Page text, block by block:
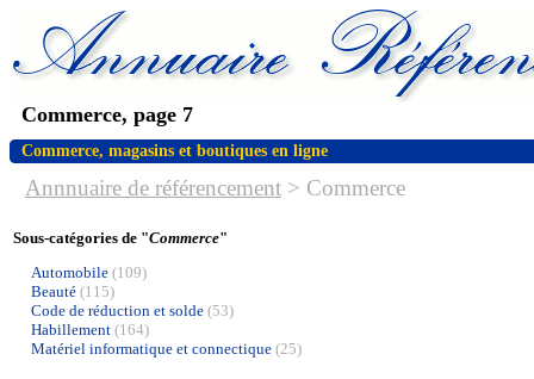
Commerce, page 7
Commerce, magasins et boutiques en ligne
Annnuaire de référencement > Commerce
Sous-catégories de "Commerce"
Automobile (109)
Beauté (115)
Code de réduction et solde (53)
Habillement (164)
Matériel informatique et connectique (25)